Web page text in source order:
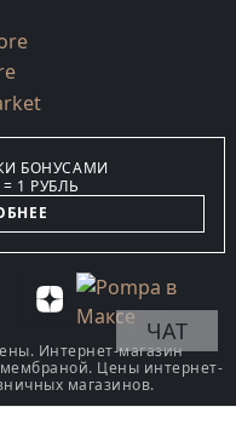
БОНУСАМИ
1 РУБЛЬ
Интернет-магазин
Цены интернет-
магазинов.
ЧАТ